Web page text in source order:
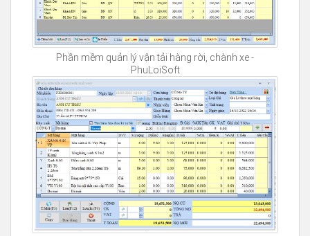
Phần mềm quản lý vận tải hàng rời, chành xe -
PhuLoiSoft